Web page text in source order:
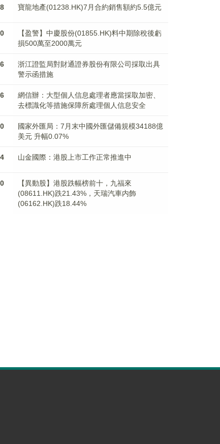
寶龍地產(01238.HK)7月合約銷售額約5.5億元
【盈警】中慶股份(01855.HK)料中期除稅後虧
損500萬至2000萬元
浙江證監局對財通證券股份有限公司採取出具
警示函措施
網信辦：大型個人信息處理者應當採取加密、
去標識化等措施保障所處理個人信息安全
國家外匯局：7月末中國外匯儲備規模34188億
美元 升幅0.07%
山金國際：港股上市工作正常推進中
【異動股】港股跌幅榜前十，九福來
(08611.HK)跌21.43%，天瑞汽車内飾
(06162.HK)跌18.44%